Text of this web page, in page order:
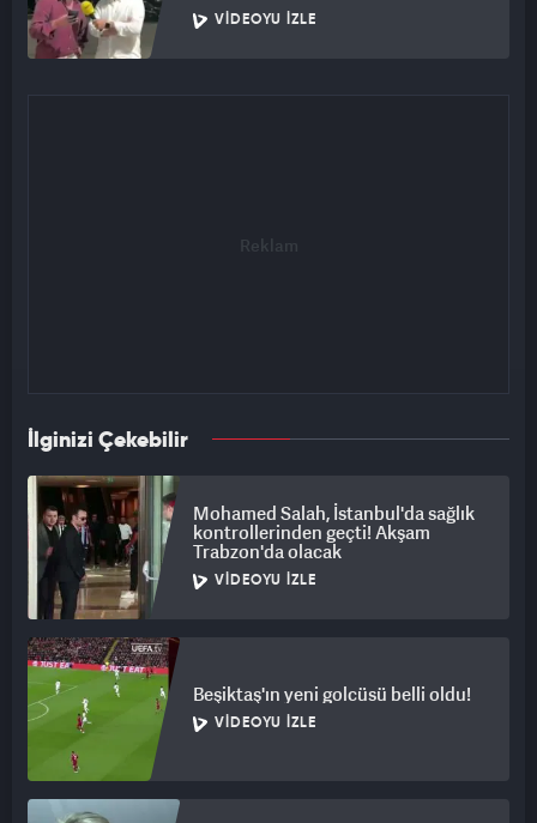
VIDEOYU İZLE
İlginizi Çekebilir
Mohamed Salah, İstanbul'da sağlık
kontrollerinden geçti! Akşam
Trabzon'da olacak
VIDEOYU İZLE
Beşiktaş'ın yeni golcüsü belli oldu!
VIDEOYU İZLE